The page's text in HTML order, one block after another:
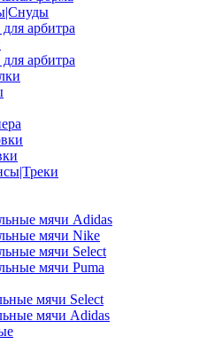
арбитра
арбитра
мячи Adidas
мячи Nike
мячи Select
мячи Puma
мячи Select
мячи Adidas